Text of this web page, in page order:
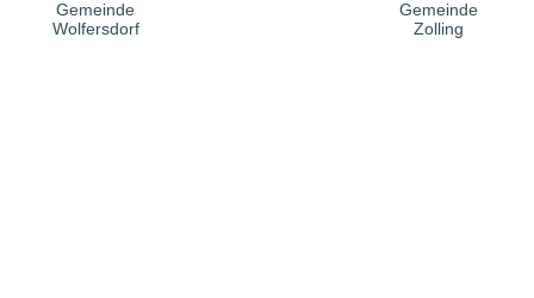
Gemeinde
Wolfersdorf
Gemeinde
Zolling